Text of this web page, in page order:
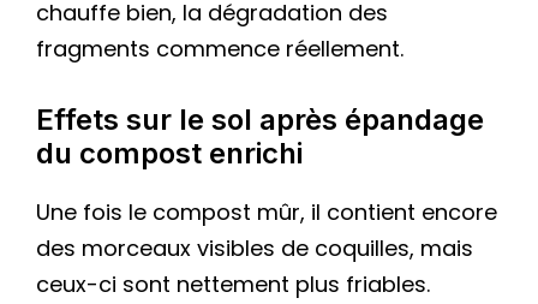
chauffe bien, la dégradation des
fragments commence réellement.
Effets sur le sol après épandage
du compost enrichi
Une fois le compost mûr, il contient encore
des morceaux visibles de coquilles, mais
ceux-ci sont nettement plus friables.